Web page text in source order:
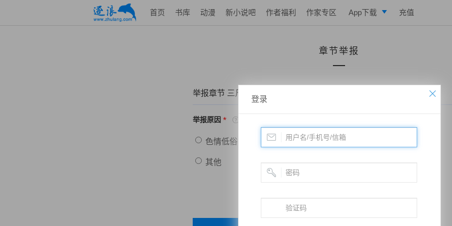
首页 书库 动漫 新小说吧 作者福利 作家专区 App下载
写作助手
充值
章节举报
举报章节 三尺人生——第103章 莹莹疯了
举报原因 *
色情低俗 政治敏感 暴力低俗
其他
登录